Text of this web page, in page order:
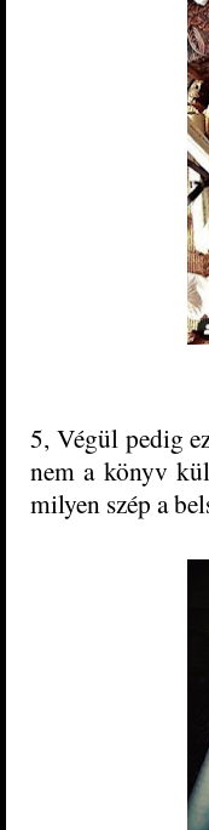
5, Végül pedig
nem a könyv
milyen szép a